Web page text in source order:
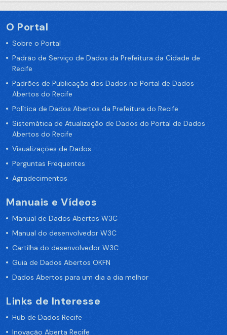
O Portal
Sobre o Portal
Padrão de Serviço de Dados da Prefeitura da Cidade de
Recife
Padrões de Publicação dos Dados no Portal de Dados
Abertos do Recife
Política de Dados Abertos da Prefeitura do Recife
Sistemática de Atualização de Dados do Portal de Dados
Abertos do Recife
Visualizações de Dados
Perguntas Frequentes
Agradecimentos
Manuais e Vídeos
Manual de Dados Abertos W3C
Manual do desenvolvedor W3C
Cartilha do desenvolvedor W3C
Guia de Dados Abertos OKFN
Dados Abertos para um dia a dia melhor
Links de Interesse
Hub de Dados Recife
Inovação Aberta Recife